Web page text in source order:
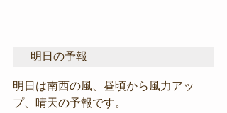
明日の予報
明日は南西の風、昼頃から風力アッ
プ、晴天の予報です。